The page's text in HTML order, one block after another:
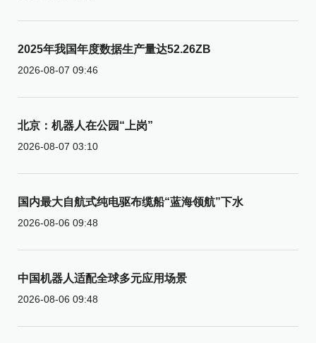
2025年我国年度数据生产量达52.26ZB
2026-08-07 09:46
北京：机器人在公园“上岗”
2026-08-07 03:10
国内最大自航式纯电驱布缆船“蓝海领航”下水
2026-08-06 09:48
中国机器人适配全球多元应用场景
2026-08-06 09:48